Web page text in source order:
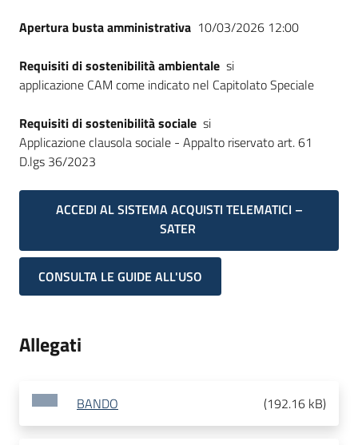
Apertura busta amministrativa 10/03/2026 12:00
Requisiti di sostenibilità ambientale si
applicazione CAM come indicato nel Capitolato Speciale
Requisiti di sostenibilità sociale si
Applicazione clausola sociale - Appalto riservato art. 61
D.lgs 36/2023
ACCEDI AL SISTEMA ACQUISTI TELEMATICI –
SATER
CONSULTA LE GUIDE ALL'USO
Allegati
BANDO (192.16 kB)